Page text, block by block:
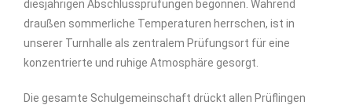
diesjährigen Abschlussprüfungen begonnen. Während
draußen sommerliche Temperaturen herrschen, ist in
unserer Turnhalle als zentralem Prüfungsort für eine
konzentrierte und ruhige Atmosphäre gesorgt.
Die gesamte Schulgemeinschaft drückt allen Prüflingen